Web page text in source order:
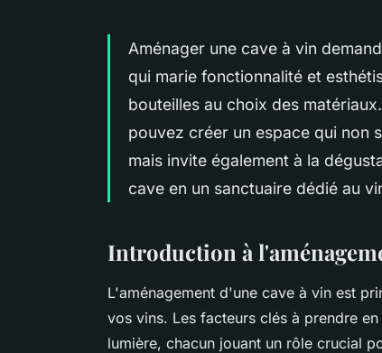
Aménager une cave à vin
qui marie fonctionnalité et
bouteilles au choix des
pouvez créer un espace qui non
mais invite également à la
cave en un sanctuaire dédié au
Introduction à
L'aménagement d'une cave à vin est
vos vins. Les facteurs clés à prendre
lumière, chacun jouant un rôle crucial